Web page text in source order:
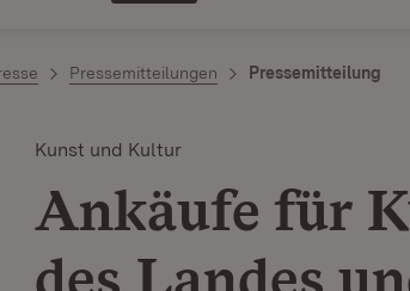
Pressemitteilungen Pressemitteilung
Kunst und Kultur
Ankäufe für